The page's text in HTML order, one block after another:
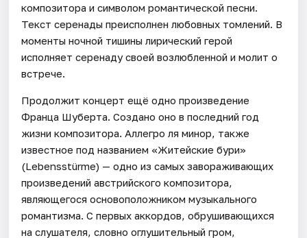
композитора и символом романтической песни.
Текст серенады преисполнен любовных томлений. В
моменты ночной тишины лирический герой
исполняет серенаду своей возлюбленной и молит о
встрече.
Продолжит концерт ещё одно произведение
Франца Шуберта. Создано оно в последний год
жизни композитора. Аллегро ля минор, также
известное под названием «Житейские бури»
(Lebensstürme) — одно из самых завораживающих
произведений австрийского композитора,
являющегося основоположником музыкального
романтизма. С первых аккордов, обрушивающихся
на слушателя, словно оглушительный гром,